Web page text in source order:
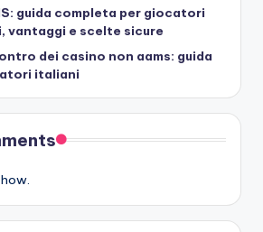
guida completa per giocatori
vantaggi e scelte sicure
dei casino non aams: guida
italiani